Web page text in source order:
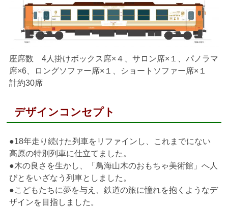
座席数 4人掛けボックス席×４、サロン席×１、パノラマ
席×6、ロングソファー席×１、ショートソファー席×１
計約30席
デザインコンセプト
●18年走り続けた列車をリファインし、これまでにない
高原の特別列車に仕立てました。
●木の良さを生かし、「鳥海山木のおもちゃ美術館」へ人
びとをいざなう列車としました。
●こどもたちに夢を与え、鉄道の旅に憧れを抱くようなデ
ザインを目指しました。